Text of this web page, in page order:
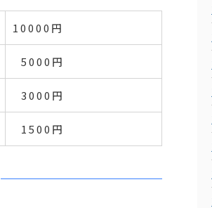
10000円
5000円
3000円
1500円